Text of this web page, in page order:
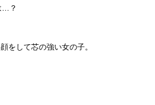
…？
をして芯の強い女の子。